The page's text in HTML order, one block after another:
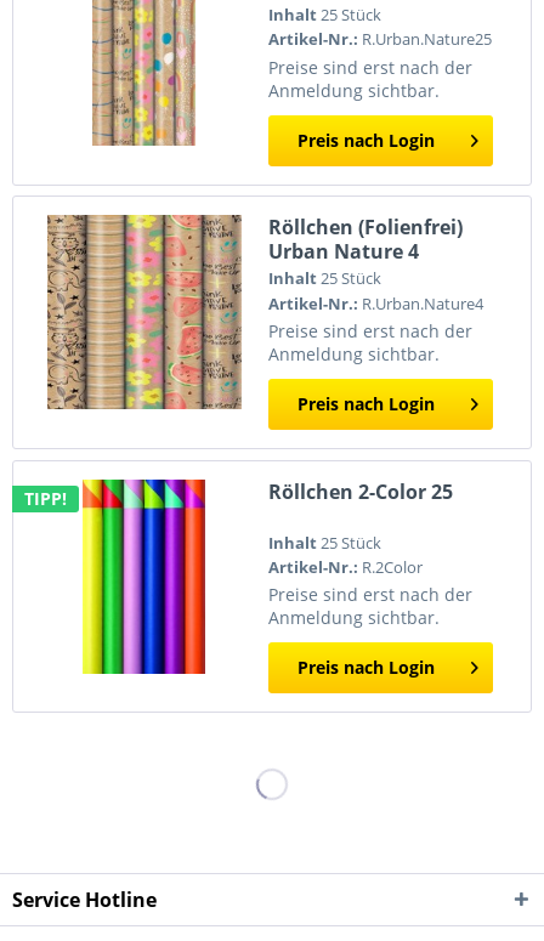
Inhalt25 Stück
Artikel-Nr.: R.Urban.Nature25
Preise sind erst nach der
Anmeldung sichtbar.
Preis nach Login
Röllchen (Folienfrei)
Urban Nature 4
Inhalt25 Stück
Artikel-Nr.: R.Urban.Nature4
Preise sind erst nach der
Anmeldung sichtbar.
Preis nach Login
TIPP! Röllchen 2-Color 25
Inhalt25 Stück
Artikel-Nr.: R.2Color
Preise sind erst nach der
Anmeldung sichtbar.
Preis nach Login
Service Hotline